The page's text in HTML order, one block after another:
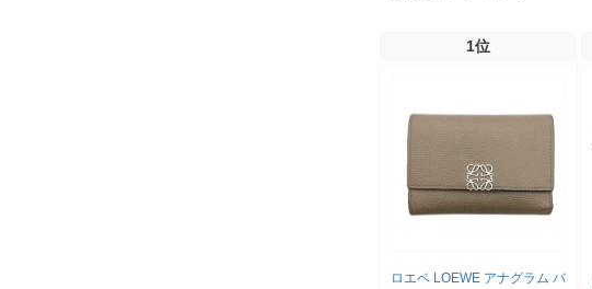
1位
ロエベ LOEWE アナグラム バ